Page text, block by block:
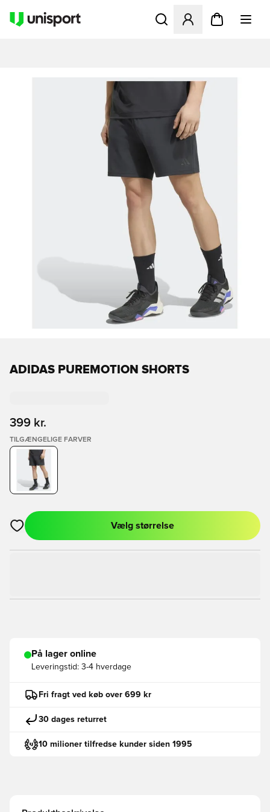
Åbner en Modal til at
ADIDAS PUREMOTION SHORTS
399 kr.
TILGÆNGELIGE FARVER
Åbner en Modal til at logge ind eller tilmelde dig som medlem
Vælg størrelse
På lager online
Leveringstid: 3-4 hverdage
Fri fragt ved køb over 699 kr
30 dages returret
10 milioner tilfredse kunder siden 1995